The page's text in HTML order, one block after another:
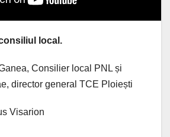
local.
Consilier local PNL și
director general TCE Ploiești
Visarion